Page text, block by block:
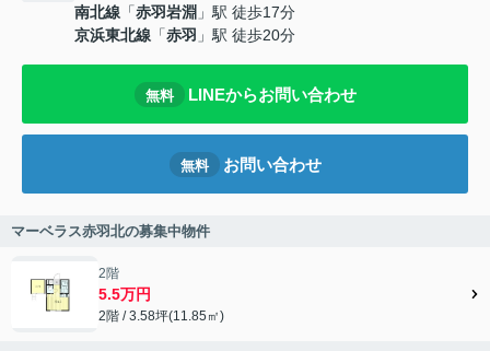
南北線 「赤羽岩淵 」駅 徒歩17分
京浜東北線 「赤羽 」駅 徒歩20分
無料 LINEからお問い合わせ
無料 お問い合わせ
マーベラス赤羽北の募集中物件
2階
5.5万円
2階 / 3.58坪(11.85㎡)